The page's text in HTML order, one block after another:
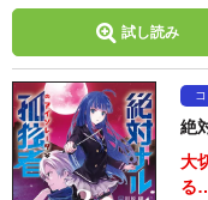
試し読み
絶
大
る